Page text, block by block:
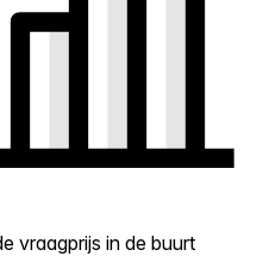
vraagprijs in de buurt